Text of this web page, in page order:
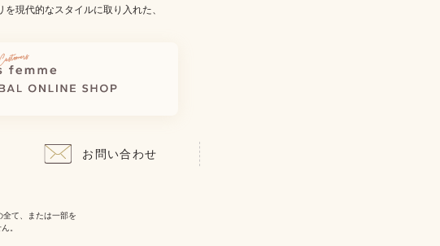
現代的なスタイルに取り入れた、
お問い合わせ
て、または一部を
。